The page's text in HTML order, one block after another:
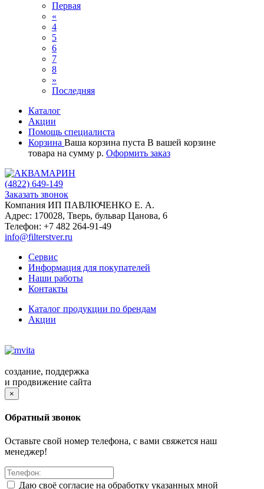
Первая
«
4
5
6
7
8
»
Последняя
Каталог
Акции
Помощь специалиста
Корзина Ваша корзина пуста В вашей корзине
товара на сумму р. Оформить заказ
(4822) 649-149
Заказать звонок
Компания ИП ПАВЛЮЧЕНКО Е. А.
Адрес: 170028, Тверь, бульвар Цанова, 6
Телефон: +7 482 264-91-49
info@filterstver.ru
Сервис
Информация для покупателей
Наши работы
Контакты
Каталог продукции по брендам
Акции
создание, поддержка
и продвижение сайта
×
Обратный звонок
Оставьте свой номер телефона, с вами свяжется наш
менеджер!
Даю своё согласие на обработку указанных мной